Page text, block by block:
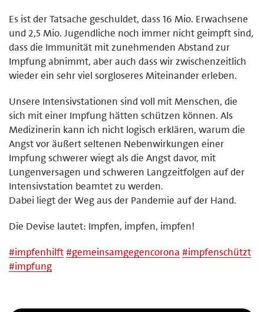
Es ist der Tatsache geschuldet, dass 16 Mio. Erwachsene
und 2,5 Mio. Jugendliche noch immer nicht geimpft sind,
dass die Immunität mit zunehmenden Abstand zur
Impfung abnimmt, aber auch dass wir zwischenzeitlich
wieder ein sehr viel sorgloseres Miteinander erleben.
Unsere Intensivstationen sind voll mit Menschen, die
sich mit einer Impfung hätten schützen können. Als
Medizinerin kann ich nicht logisch erklären, warum die
Angst vor äußert seltenen Nebenwirkungen einer
Impfung schwerer wiegt als die Angst davor, mit
Lungenversagen und schweren Langzeitfolgen auf der
Intensivstation beamtet zu werden.
Dabei liegt der Weg aus der Pandemie auf der Hand.
Die Devise lautet: Impfen, impfen, impfen!
#impfenhilft#gemeinsamgegencorona #impfenschützt
#impfung